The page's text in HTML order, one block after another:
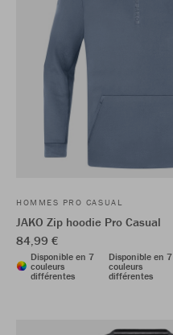
HOMMES PRO CASUAL
JAKO Zip hoodie Pro Casual
84,99 €
Disponible en 7
couleurs
différentes
Disponible en 7
couleurs
différentes